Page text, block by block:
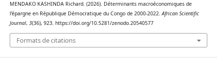
MENDAKO KASHINDA Richard. (2026). Déterminants macroéconomiques de
l’épargne en République Démocratique du Congo de 2000-2022.African Scientific
Journal, 3(36), 923. https://doi.org/10.5281/zenodo.20540577
Formats de citations